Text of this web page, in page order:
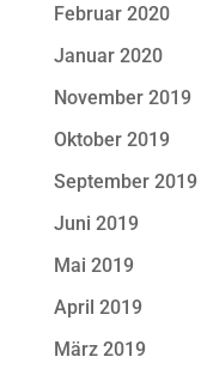
Februar 2020
Januar 2020
November 2019
Oktober 2019
September 2019
Juni 2019
Mai 2019
April 2019
März 2019